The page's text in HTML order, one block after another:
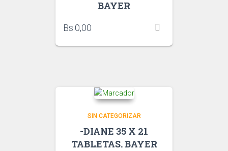
BAYER
Bs. 0,00
SIN CATEGORIZAR
-DIANE 35 X 21
TABLETAS. BAYER